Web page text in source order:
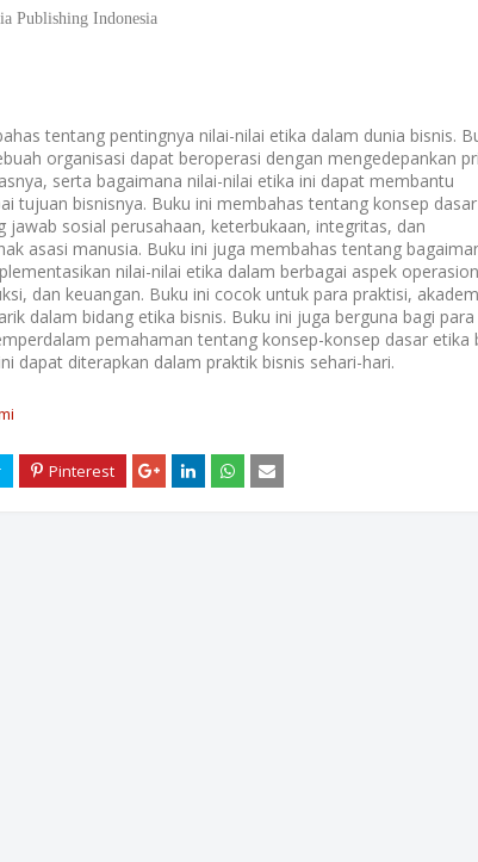
Indonesia
tentang pentingnya nilai-nilai etika dalam dunia bisnis.
organisasi dapat beroperasi dengan mengedepankan
serta bagaimana nilai-nilai etika ini dapat membantu
tujuan bisnisnya. Buku ini membahas tentang konsep
jawab sosial perusahaan, keterbukaan, integritas, dan
asasi manusia. Buku ini juga membahas tentang
nilai-nilai etika dalam berbagai aspek
dan keuangan. Buku ini cocok untuk para praktisi,
dalam bidang etika bisnis. Buku ini juga berguna bagi para
pemahaman tentang konsep-konsep dasar etika
dapat diterapkan dalam praktik bisnis sehari-hari.